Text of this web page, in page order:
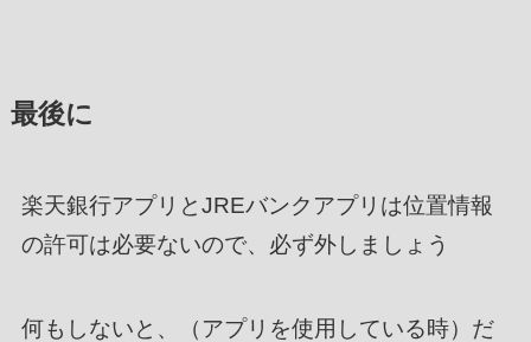
最後に
楽天銀行アプリとJREバンクアプリは位置情報
の許可は必要ないので、必ず外しましょう
何もしないと、（アプリを使用している時）だ